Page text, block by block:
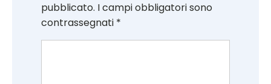
pubblicato. I campi obbligatori sono
contrassegnati *